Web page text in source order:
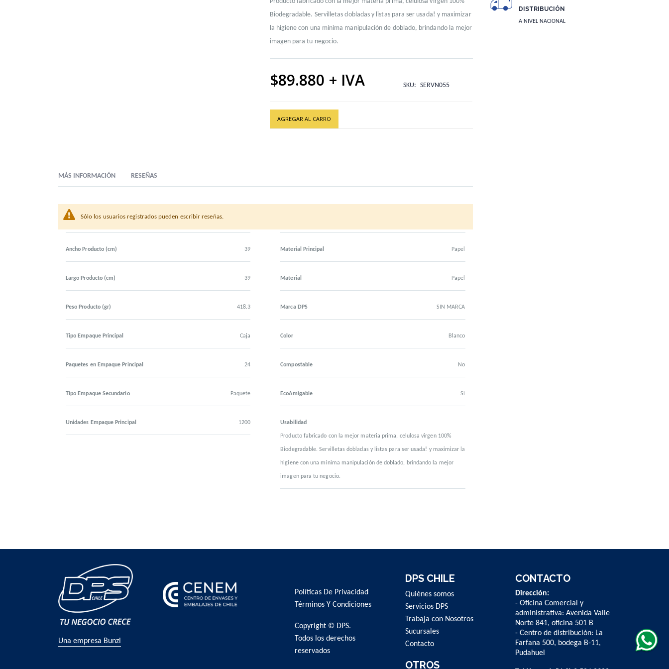
Biodegradable. Servilletas dobladas y listas para ser usada! y maximizar
la higiene con una mínima manipulación de doblado, brindando la mejor
imagen para tu negocio.
$89.880 SKU SERVN055
AGREGAR AL CARRO
MÁS INFORMACIÓN
Descripción Comercial SERVILLETA MESA BLANCA TORK 39X39
Ancho Producto (cm) 39
Largo Producto (cm) 39
Peso Producto (gr) 418.3
Tipo Empaque Principal Caja
Paquetes en Empaque Principal 24
Tipo Empaque Secundario Paquete
Unidades Empaque Principal 1200
Material Principal Papel
Material Papel
Marca DPS SIN MARCA
Color Blanco
Compostable No
EcoAmigable Si
Usabilidad
Producto fabricado con la mejor materia prima, celulosa virgen 100%
Biodegradable. Servilletas dobladas y listas para ser usada! y maximizar la
higiene con una mínima manipulación de doblado, brindando la mejor
imagen para tu negocio.
RESEÑAS
Sólo los usuarios registrados pueden escribir reseñas.
DISTRIBUCIÓN
A NIVEL NACIONAL
Una empresa Bunzl
Políticas De Privacidad
Términos Y Condiciones
Copyright © DPS.
Todos los derechos
reservados
DPS CHILE
Quiénes somos
Servicios DPS
Trabaja con Nosotros
Sucursales
Contacto
OTROS
CONTACTO
Dirección:
- Oficina Comercial y
administrativa: Avenida Valle
Norte 841, oficina 501 B
- Centro de distribución: La
Farfana 500, bodega B-11,
Pudahuel